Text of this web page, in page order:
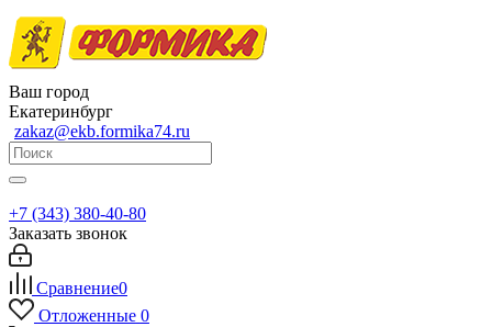
Ваш город
Екатеринбург
zakaz@ekb.formika74.ru
+7 (343) 380-40-80
Заказать звонок
Сравнение0
Отложенные 0